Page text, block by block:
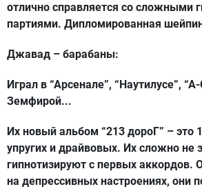
отлично справляется со сложными
партиями. Дипломированная
Джавад – барабаны:
Играл в “Арсенале”, “Наутилусе”,
Земфирой...
Их новый альбом “213 дороГ” – это
упругих и драйвовых. Их сложно не
гипнотизируют с первых аккордов.
на депрессивных настроениях, они